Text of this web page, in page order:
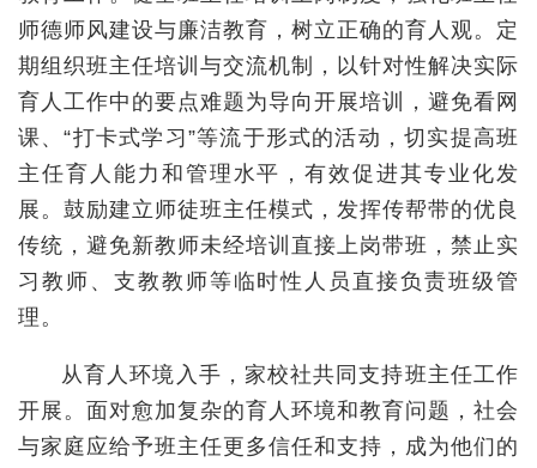
师德师风建设与廉洁教育，树立正确的育人观。定
期组织班主任培训与交流机制，以针对性解决实际
育人工作中的要点难题为导向开展培训，避免看网
课、“打卡式学习”等流于形式的活动，切实提高班
主任育人能力和管理水平，有效促进其专业化发
展。鼓励建立师徒班主任模式，发挥传帮带的优良
传统，避免新教师未经培训直接上岗带班，禁止实
习教师、支教教师等临时性人员直接负责班级管
理。
从育人环境入手，家校社共同支持班主任工作
开展。面对愈加复杂的育人环境和教育问题，社会
与家庭应给予班主任更多信任和支持，成为他们的